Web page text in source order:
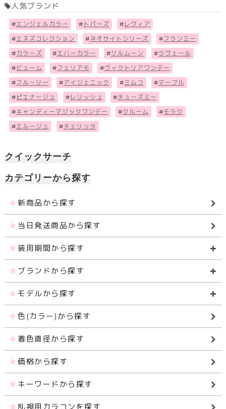
人気ブランド
#エンジェルカラー # トパーズ # レヴィア
#エヌズコレクション #ネオサイトシリーズ #フランミー
# カラーズ #エバーカラー # リルムーン #ラヴェール
# ビューム #フェリアモ #ヴィクトリアワンデー
#フル－リー #アイジェニック # ミムコ #マーブル
# ピエナージュ # レリッシュ #チューズミー
#キャンディーマジックワンデー #クルーム #モラク
#エルージュ #チェリッタ
クイックサーチ
カテゴリーから探す
新商品から探す
当日発送商品から探す
装用期間から探す
ブランドから探す
モデルから探す
色(カラー)から探す
着色直径から探す
価格から探す
キーワードから探す
乱視用カラコンを探す